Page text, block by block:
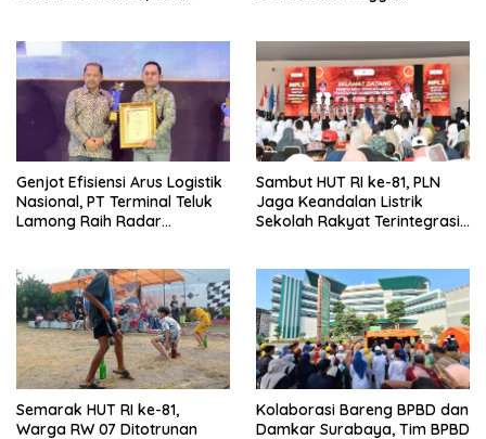
Genjot Efisiensi Arus Logistik
Nasional, PT Terminal Teluk
Lamong Raih Radar
Sambut HUT RI ke-81, PLN
Jaga Keandalan Listrik
Sekolah Rakyat Terintegrasi 1
Semarak HUT RI ke-81,
Warga RW 07 Ditotrunan
Kolaborasi Bareng BPBD dan
Damkar Surabaya, Tim BPBD